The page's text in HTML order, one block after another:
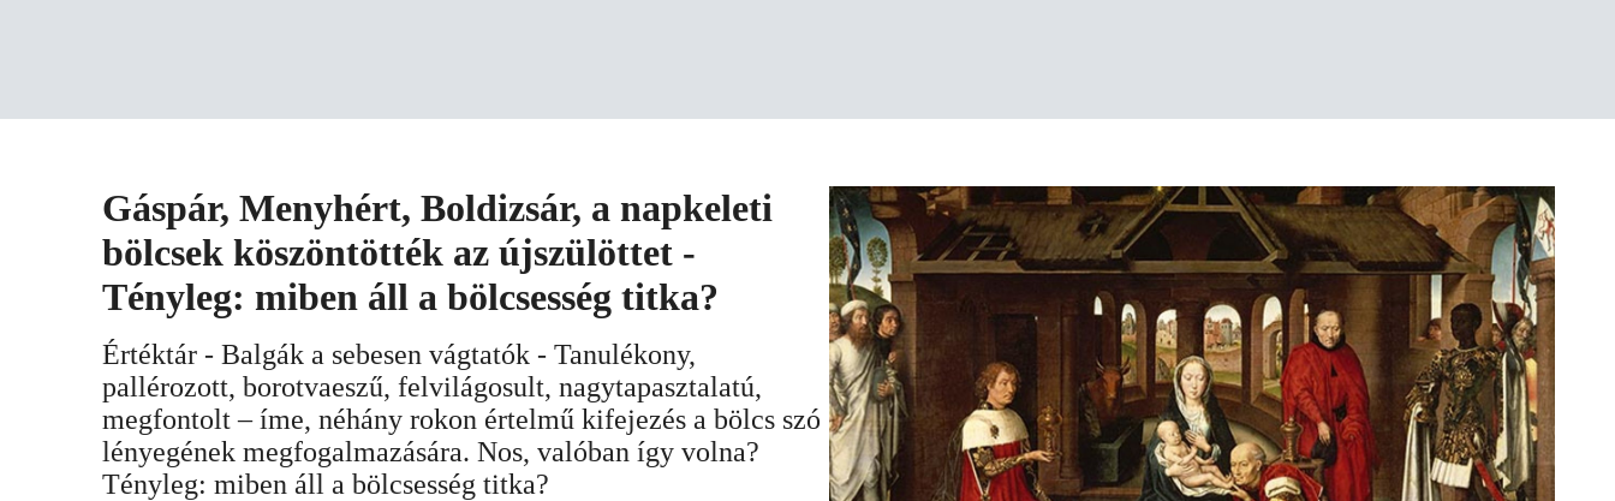
Gáspár, Menyhért, Boldizsár, a napkeleti
bölcsek köszöntötték az újszülöttet -
Tényleg: miben áll a bölcsesség titka?
Értéktár - Balgák a sebesen vágtatók - Tanulékony,
pallérozott, borotvaeszű, felvilágosult, nagytapasztalatú,
megfontolt – íme, néhány rokon értelmű kifejezés a bölcs szó
lényegének megfogalmazására. Nos, valóban így volna?
Tényleg: miben áll a bölcsesség titka?